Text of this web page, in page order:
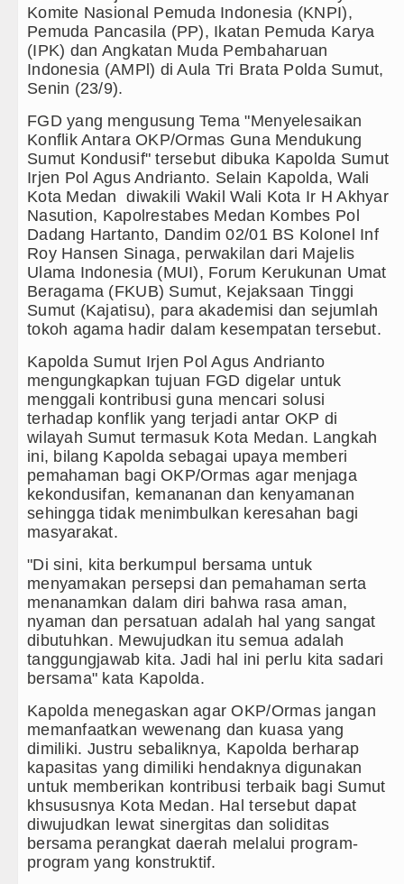
Terus Rampungkan Jembatan Pascabencana di
8 Agustus 2026 Pukul 22.00 WIB
Perth Sabtu 8 Agustus 2026 Pukul 18.00 WIB
Minggu 9 Agustus 2026 di Hungaria Pukul 00.00
Revitalisasi TK Kemala Bhayangkari 11 Tarutung
Inovasi Pelayanan Publik
Ada di Alam Pikiran
Terus Rampungkan Jembatan Pascabencana di
Penyalahgunaan Wewenang
8 Agustus 2026 Pukul 22.00 WIB
Perth Sabtu 8 Agustus 2026 Pukul 18.00 WIB
Komite Nasional Pemuda Indonesia (KNPI),
Pemuda Pancasila (PP), Ikatan Pemuda Karya
(IPK) dan Angkatan Muda Pembaharuan
Indonesia (AMPl) di Aula Tri Brata Polda Sumut,
Senin (23/9).
FGD yang mengusung Tema "Menyelesaikan
Konflik Antara OKP/Ormas Guna Mendukung
Sumut Kondusif" tersebut dibuka Kapolda Sumut
Irjen Pol Agus Andrianto. Selain Kapolda, Wali
Kota Medan diwakili Wakil Wali Kota Ir H Akhyar
Nasution, Kapolrestabes Medan Kombes Pol
Dadang Hartanto, Dandim 02/01 BS Kolonel Inf
Roy Hansen Sinaga, perwakilan dari Majelis
Ulama Indonesia (MUI), Forum Kerukunan Umat
Beragama (FKUB) Sumut, Kejaksaan Tinggi
Sumut (Kajatisu), para akademisi dan sejumlah
tokoh agama hadir dalam kesempatan tersebut.
Kapolda Sumut Irjen Pol Agus Andrianto
mengungkapkan tujuan FGD digelar untuk
menggali kontribusi guna mencari solusi
terhadap konflik yang terjadi antar OKP di
wilayah Sumut termasuk Kota Medan. Langkah
ini, bilang Kapolda sebagai upaya memberi
pemahaman bagi OKP/Ormas agar menjaga
kekondusifan, kemananan dan kenyamanan
sehingga tidak menimbulkan keresahan bagi
masyarakat.
"Di sini, kita berkumpul bersama untuk
menyamakan persepsi dan pemahaman serta
menanamkan dalam diri bahwa rasa aman,
nyaman dan persatuan adalah hal yang sangat
dibutuhkan. Mewujudkan itu semua adalah
tanggungjawab kita. Jadi hal ini perlu kita sadari
bersama" kata Kapolda.
Kapolda menegaskan agar OKP/Ormas jangan
memanfaatkan wewenang dan kuasa yang
dimiliki. Justru sebaliknya, Kapolda berharap
kapasitas yang dimiliki hendaknya digunakan
untuk memberikan kontribusi terbaik bagi Sumut
khsususnya Kota Medan. Hal tersebut dapat
diwujudkan lewat sinergitas dan soliditas
bersama perangkat daerah melalui program-
program yang konstruktif.